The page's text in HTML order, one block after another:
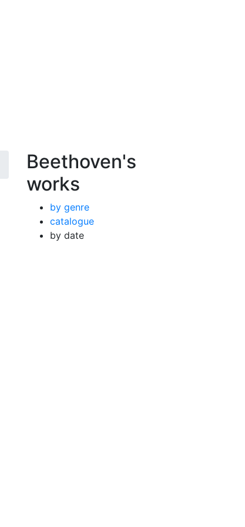
Beethoven's
works
by genre
catalogue
by date